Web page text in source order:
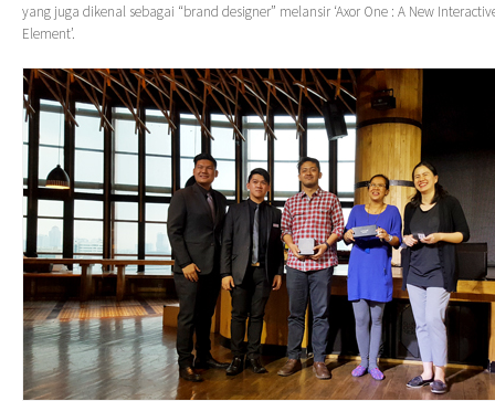
yang juga dikenal sebagai “brand designer” melansir ‘Axor One : A New
Element’.